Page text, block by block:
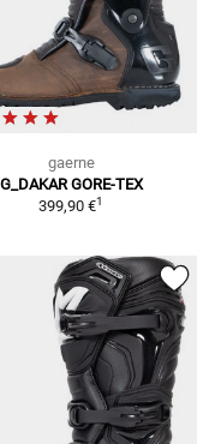
gaerne
G_DAKAR GORE-TEX
399,90 €1